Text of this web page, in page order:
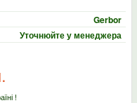
Gerbor
Уточнюйте у менеджера
!